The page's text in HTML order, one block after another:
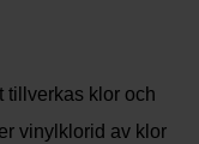
tillverkas klor och
vinylklorid av klor